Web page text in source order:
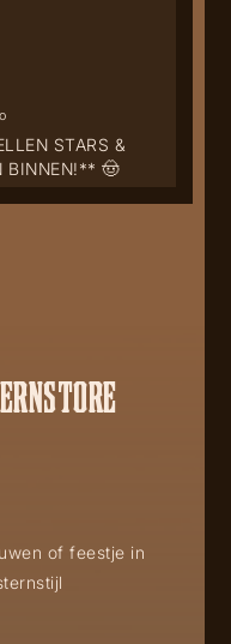
STARS &
BINNEN!** 🤠
of feestje in